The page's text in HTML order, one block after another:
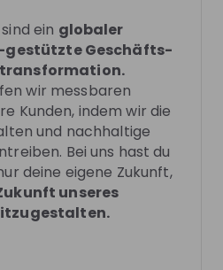
live streams
company to receive their
live streams!
ein globaler
gestützte Geschäfts-
wir messbaren
Kunden, indem wir die
und nachhaltige
Bei uns hast du
deine eigene Zukunft,
unseres